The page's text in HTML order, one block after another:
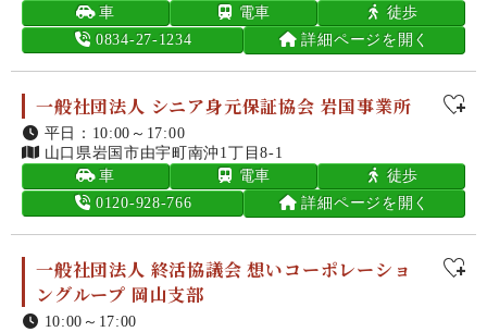
車
電車
徒歩
0834-27-1234
詳細ページを開く
一般社団法人 シニア身元保証協会 岩国事業所
平日：10:00～17:00
山口県岩国市由宇町南沖1丁目8-1
車
電車
徒歩
0120-928-766
詳細ページを開く
一般社団法人 終活協議会 想いコーポレーショ
ングループ 岡山支部
10:00～17:00